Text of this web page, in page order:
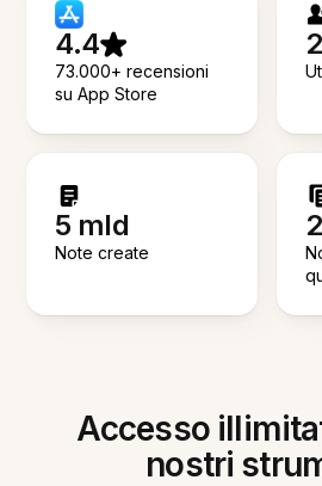
4.4
73.000+ recensioni
su App Store
5 mld
Note create
Accesso
nostri